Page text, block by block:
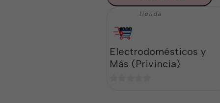
tienda
Electrodomésticos y
Más (Privincia)